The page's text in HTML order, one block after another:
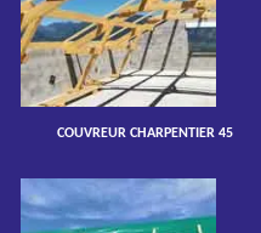
COUVREUR CHARPENTIER 45